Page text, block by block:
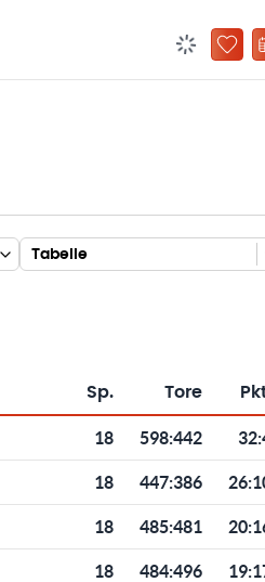
ZU
Tabelle
Sp. Tore
18 598:442
18 447:386
18 485:481
18 484:496